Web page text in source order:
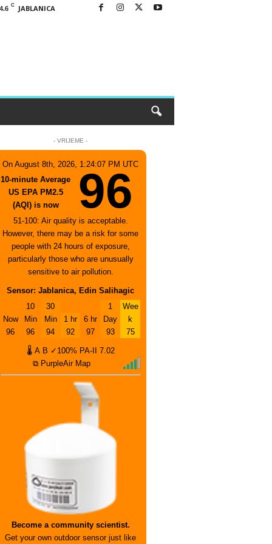
C JABLANICA
- VRIJEME -
On August 8th, 2026, 1:24:07 PM UTC
10-minute Average
US EPA PM2.5
(AQI) is now
96
51-100: Air quality is acceptable.
However, there may be a risk for some
people with 24 hours of exposure,
particularly those who are unusually
sensitive to air pollution.
Sensor: Jablanica, Edin Salihagic
Now
96
10
Min
96
30
Min
94
1 hr
92
6 hr
97
1
Day
93
Wee
k
75
🌡 A B ✓100% PA-II
7.02
⧉ PurpleAir Map
Become a community scientist.
Get your own outdoor sensor just like